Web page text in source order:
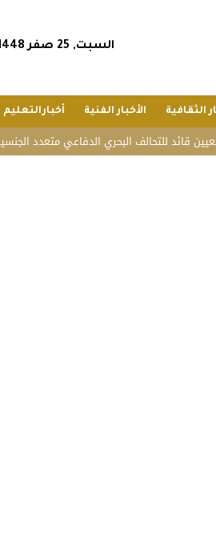
السبت, 25 صفر 1448 هجريا, 8 أغسطس 2026 ميلاديا.
الثقافية الأخبار الفنية أخبارالتعليم
للتحالف البحري الدفاعي متعدد الجنسيات